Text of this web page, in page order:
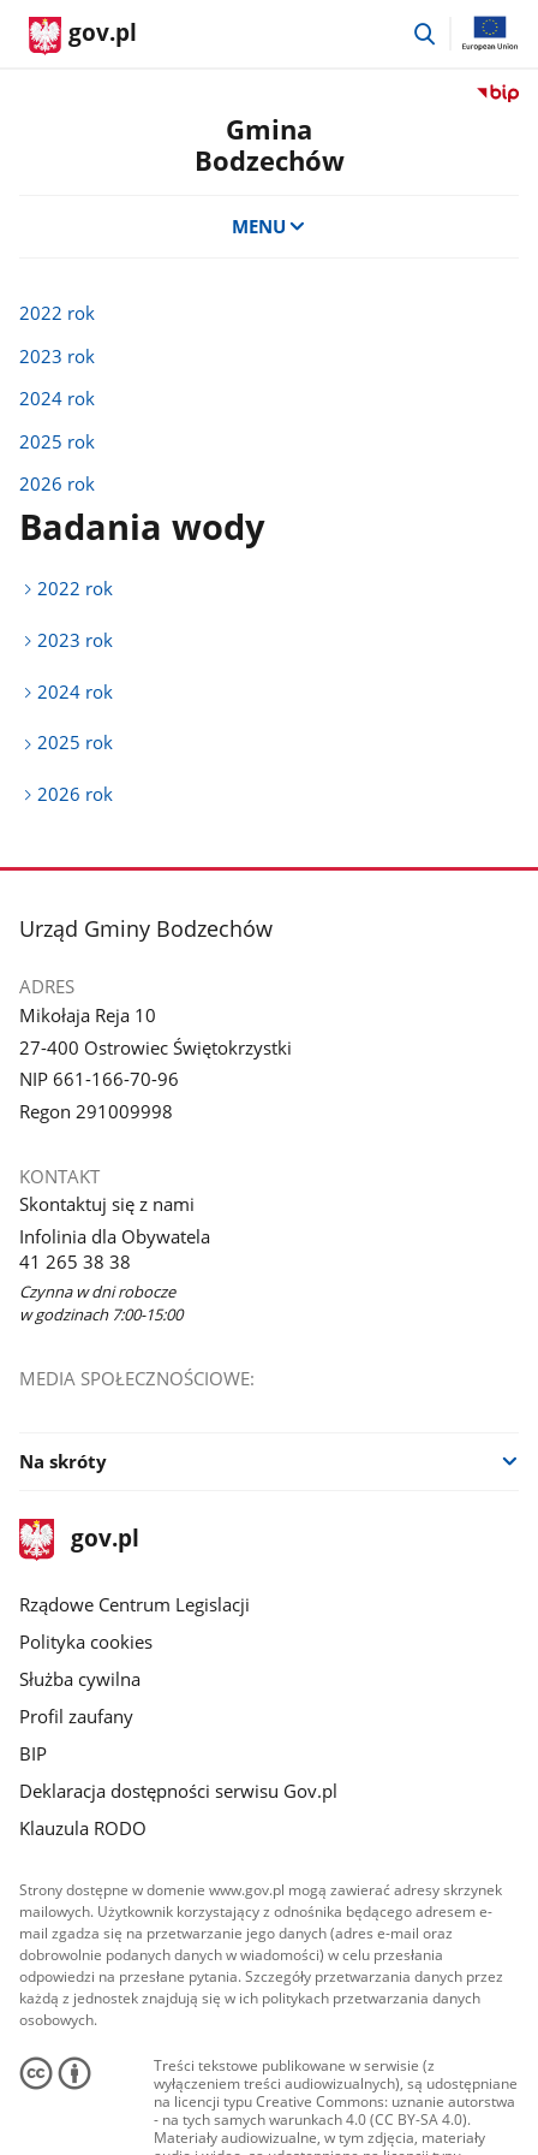
gov.pl
przejdź
Przejdź
Gmina
Bodzechów
MENU
2022 rok
2023 rok
2024 rok
2025 rok
2026 rok
Badania wody
2022 rok
2023 rok
2024 rok
2025 rok
2026 rok
stopka
Urząd Gminy Bodzechów
ADRES
Mikołaja Reja 10
27-400 Ostrowiec Świętokrzystki
NIP 661-166-70-96
Regon 291009998
KONTAKT
Skontaktuj się z nami
Infolinia dla Obywatela
41 265 38 38
Czynna w dni robocze
w godzinach 7:00-15:00
MEDIA SPOŁECZNOŚCIOWE:
Na skróty
stopka
gov.plStrona
gov.pl
Rządowe Centrum Legislacji
Polityka cookies
Służba cywilna
Profil zaufany
BIP
Deklaracja dostępności serwisu Gov.pl
Klauzula RODO
Strony dostępne w domenie www.gov.pl mogą zawierać adresy skrzynek
mailowych. Użytkownik korzystający z odnośnika będącego adresem e-
mail zgadza się na przetwarzanie jego danych (adres e-mail oraz
dobrowolnie podanych danych w wiadomości) w celu przesłania
odpowiedzi na przesłane pytania. Szczegóły przetwarzania danych przez
każdą z jednostek znajdują się w ich politykach przetwarzania danych
osobowych.
Treści tekstowe publikowane w serwisie (z
wyłączeniem treści audiowizualnych), są udostępniane
na licencji typu Creative Commons: uznanie autorstwa
- na tych samych warunkach 4.0 (CC BY-SA 4.0).
Materiały audiowizualne, w tym zdjęcia, materiały